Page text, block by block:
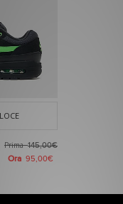
Prima145,00€
Ora 95,00€